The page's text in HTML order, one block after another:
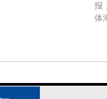
报
体